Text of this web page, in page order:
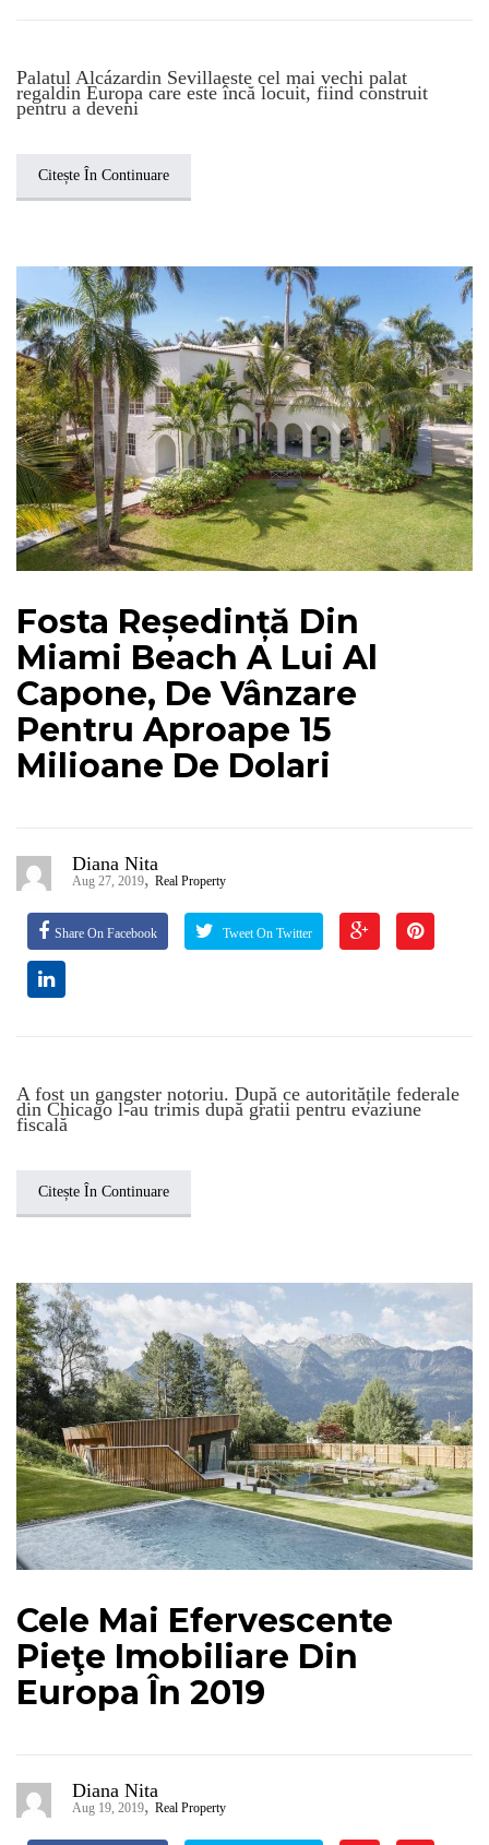
Palatul Alcázardin Sevillaeste cel mai vechi palat
regaldin Europa care este încă locuit, fiind construit
pentru a deveni
Citește În Continuare
Fosta Reședință Din
Miami Beach A Lui Al
Capone, De Vânzare
Pentru Aproape 15
Milioane De Dolari
Diana Nita
Aug 27, 2019, Real Property
Share On Facebook Tweet On Twitter
A fost un gangster notoriu. După ce autoritățile federale
din Chicago l-au trimis după gratii pentru evaziune
fiscală
Citește În Continuare
Cele Mai Efervescente
Pieţe Imobiliare Din
Europa În 2019
Diana Nita
Aug 19, 2019, Real Property